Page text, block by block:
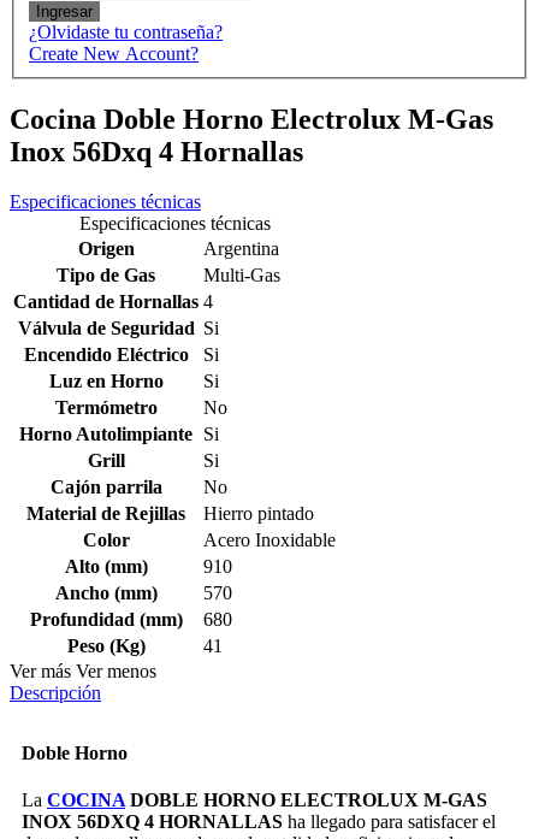
Ingresar
¿Olvidaste tu contraseña?
Create New Account?
Cocina Doble Horno Electrolux M-Gas
Inox 56Dxq 4 Hornallas
Especificaciones técnicas
Especificaciones técnicas
Origen
Argentina
Tipo de Gas
Multi-Gas
Cantidad de Hornallas 4
Válvula de Seguridad Si
Encendido Eléctrico
Si
Luz en Horno
Si
Termómetro
No
Horno Autolimpiante Si
Grill
Si
Cajón parrila
No
Material de Rejillas
Hierro pintado
Color
Acero Inoxidable
Alto (mm)
910
Ancho (mm)
570
Profundidad (mm)
680
Peso (Kg)
41
Ver más Ver menos
Descripción
Doble Horno
La COCINA DOBLE HORNO ELECTROLUX M-GAS
INOX 56DXQ 4 HORNALLAS ha llegado para satisfacer el